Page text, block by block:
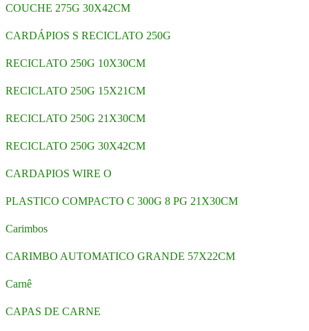
COUCHE 275G 30X42CM
CARDÁPIOS S RECICLATO 250G
RECICLATO 250G 10X30CM
RECICLATO 250G 15X21CM
RECICLATO 250G 21X30CM
RECICLATO 250G 30X42CM
CARDAPIOS WIRE O
PLASTICO COMPACTO C 300G 8 PG 21X30CM
Carimbos
CARIMBO AUTOMATICO GRANDE 57X22CM
Carnê
CAPAS DE CARNE